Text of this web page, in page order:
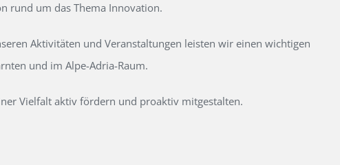
rund um das Thema Innovation.
Aktivitäten und Veranstaltungen leisten wir einen wichtigen
und im Alpe-Adria-Raum.
Vielfalt aktiv fördern und proaktiv mitgestalten.